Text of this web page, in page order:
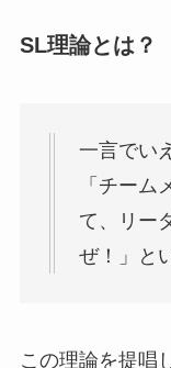
SL理論とは？
一言でい
「チーム
て、リー
ぜ！」と
この理論を提唱